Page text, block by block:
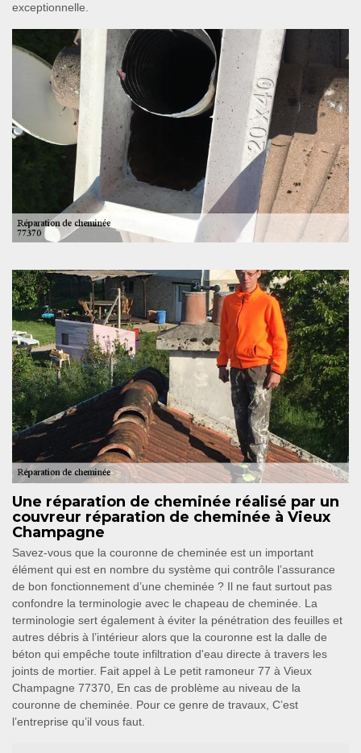
exceptionnelle.
Une réparation de cheminée réalisé par un
couvreur réparation de cheminée à Vieux
Champagne
Savez-vous que la couronne de cheminée est un important
élément qui est en nombre du système qui contrôle l’assurance
de bon fonctionnement d’une cheminée ? Il ne faut surtout pas
confondre la terminologie avec le chapeau de cheminée. La
terminologie sert également à éviter la pénétration des feuilles et
autres débris à l’intérieur alors que la couronne est la dalle de
béton qui empêche toute infiltration d'eau directe à travers les
joints de mortier. Fait appel à Le petit ramoneur 77 à Vieux
Champagne 77370, En cas de problème au niveau de la
couronne de cheminée. Pour ce genre de travaux, C’est
l’entreprise qu’il vous faut.